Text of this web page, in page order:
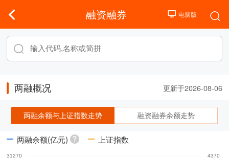
融资融券
两融概况 更新于2026-08-06
两融余额与上证指数走势 融资融券余额走势
两融余额(亿元) 上证指数